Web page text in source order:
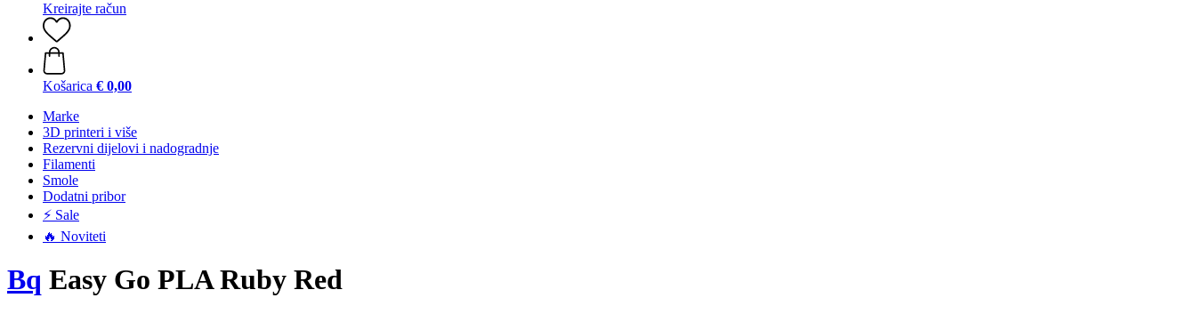
Kreirajte račun
Košarica € 0,00
Marke
3D printeri i više
Rezervni dijelovi i nadogradnje
Filamenti
Smole
Dodatni pribor
⚡ Sale
🔥 Noviteti
Bq Easy Go PLA Ruby Red